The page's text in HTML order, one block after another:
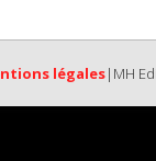
légales|MH